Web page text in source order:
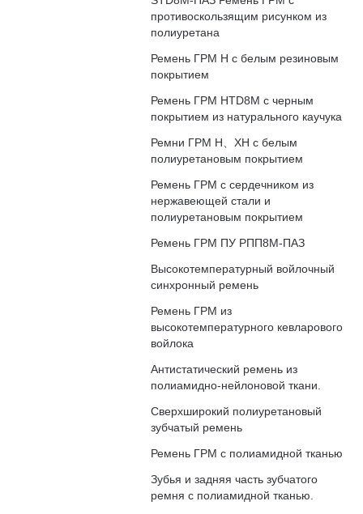
противоскользящим рисунком из
полиуретана
Ремень ГРМ H с белым резиновым
покрытием
Ремень ГРМ HTD8M с черным
покрытием из натурального каучука
Ремни ГРМ H、XH с белым
полиуретановым покрытием
Ремень ГРМ с сердечником из
нержавеющей стали и
полиуретановым покрытием
Ремень ГРМ ПУ РПП8М-ПАЗ
Высокотемпературный войлочный
синхронный ремень
Ремень ГРМ из
высокотемпературного кевларового
войлока
Антистатический ремень из
полиамидно-нейлоновой ткани.
Сверхширокий полиуретановый
зубчатый ремень
Ремень ГРМ с полиамидной тканью
Зубья и задняя часть зубчатого
ремня с полиамидной тканью.